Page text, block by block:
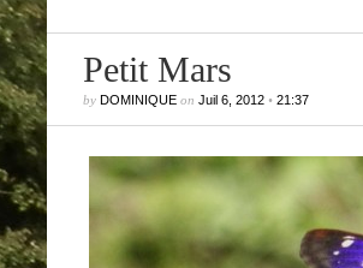
Commentaires récents
1761) – La Coquette
Anne-Lyse MESSAGERdans
pyrina (Linné, 1761) – La Coquette
DominiquedansZeuzera pyrina
1761) – La Coquette
Petit Mars
by DOMINIQUEon Juil 6, 2012• 21:37